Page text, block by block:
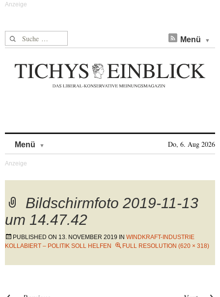
Suche nach: Menü
Menü Do, 6. Aug 2026
Bildschirmfoto 2019-11-13
um 14.47.42
PUBLISHED ON 13. NOVEMBER 2019 IN WINDKRAFT-INDUSTRIE
KOLLABIERT – POLITIK SOLL HELFEN
FULL RESOLUTION (620 × 318)